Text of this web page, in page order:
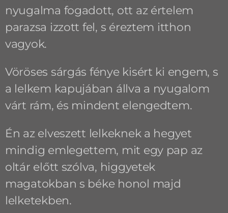
nyugalma fogadott, ott az értelem
parazsa izzott fel, s éreztem itthon
vagyok.
Vöröses sárgás fénye kisért ki engem, s
a lelkem kapujában állva a nyugalom
várt rám, és mindent elengedtem.
Én az elveszett lelkeknek a hegyet
mindig emlegettem, mit egy pap az
oltár előtt szólva, higgyetek
magatokban s béke honol majd
lelketekben.